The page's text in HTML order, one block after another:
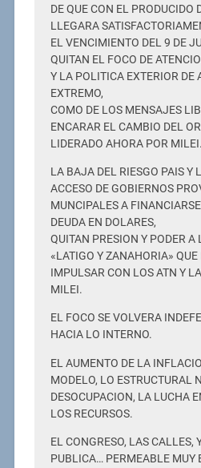
DE QUE CON EL PRODUCIDO
LLEGARA
EL VENCIMIENTO DEL 9 DE
QUITAN EL FOCO DE
Y LA POLITICA EXTERIOR DE
EXTREMO,
COMO DE LOS MENSAJES
ENCARAR EL CAMBIO DEL
LIDERADO AHORA POR MILEI.
LA BAJA DEL RIESGO PAIS Y
ACCESO DE GOBIERNOS
MUNCIPALES A
DEUDA EN DOLARES,
QUITAN PRESION Y PODER A
«LATIGO Y ZANAHORIA» QUE
IMPULSAR CON LOS ATN Y
MILEI.
EL FOCO SE VOLVERA
HACIA LO INTERNO.
EL AUMENTO DE LA
MODELO, LO ESTRUCTURAL
DESOCUPACION, LA LUCHA
LOS RECURSOS.
EL CONGRESO, LAS CALLES,
PUBLICA… PERMEABLE MUY